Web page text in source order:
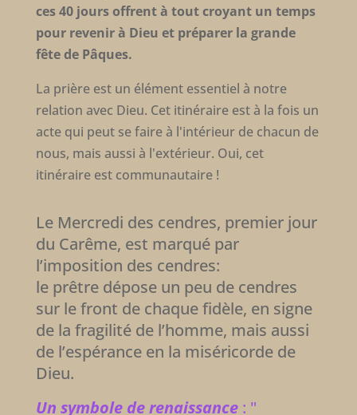
ces 40 jours offrent à tout croyant un temps
pour revenir à Dieu et préparer la grande
fête de Pâques.
La prière est un élément essentiel à notre
relation avec Dieu. Cet itinéraire est à la fois un
acte qui peut se faire à l'intérieur de chacun de
nous, mais aussi à l'extérieur. Oui, cet
itinéraire est communautaire !
Le Mercredi des cendres, premier jour
du Carême, est marqué par
l’imposition des cendres:
le prêtre dépose un peu de cendres
sur le front de chaque fidèle, en signe
de la fragilité de l’homme, mais aussi
de l’espérance en la miséricorde de
Dieu.
Un symbole de renaissance: "